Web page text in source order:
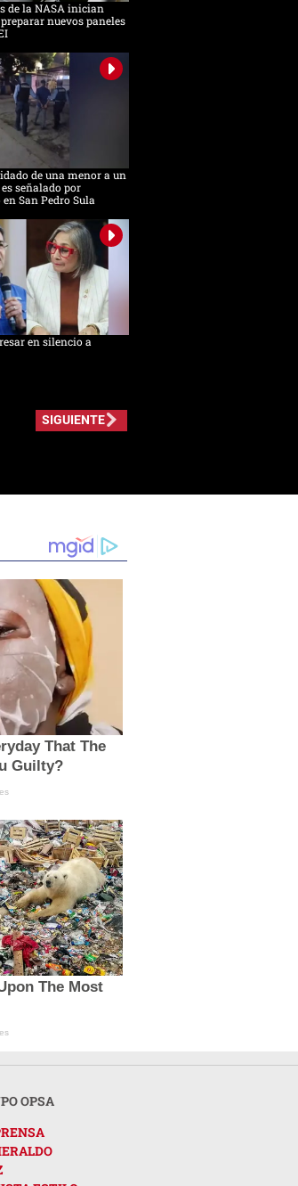
de la NASA inician
nuevos paneles
de una menor a un
señalado por
San Pedro Sula
en silencio a
SIGUIENTE
That The
Guilty?
The Most
OPSA